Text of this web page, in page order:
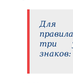
Для
три
знаков: